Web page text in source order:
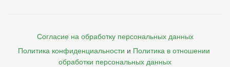
Согласие на обработку персональных данных
Политика конфиденциальности и Политика в отношении
обработки персональных данных